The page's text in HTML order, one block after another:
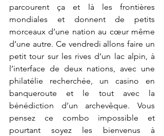
parcourent ça et là les frontières
mondiales et donnent de petits
morceaux d’une nation au cœur même
d’une autre. Ce vendredi allons faire un
petit tour sur les rives d’un lac alpin, à
l’interface de deux nations, avec une
philatélie recherchée, un casino en
banqueroute et le tout avec la
bénédiction d’un archevêque. Vous
pensez ce combo impossible et